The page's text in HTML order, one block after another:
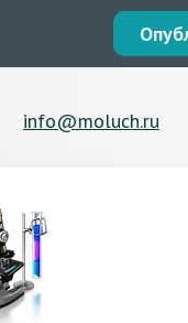
info@moluch.ru